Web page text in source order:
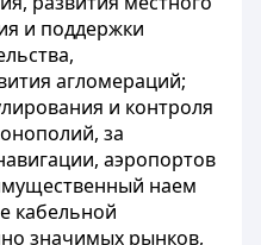
и поддержки
агломераций;
и контроля
за
аэропортов
наем
кабельной
значимых рынков,